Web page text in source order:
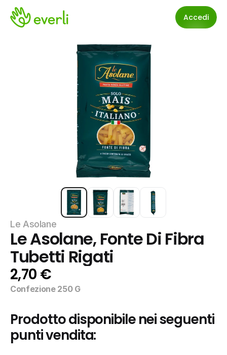
Accedi
Le Asolane
Le Asolane, Fonte Di Fibra
Tubetti Rigati
2,70 €
Confezione 250 G
Prodotto disponibile nei seguenti
punti vendita: